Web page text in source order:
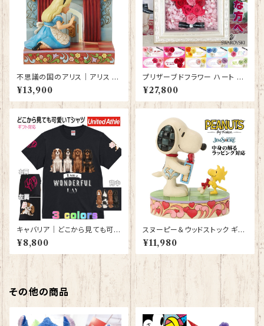
不思議の国のアリス｜アリス イ
ン ワンダーランド LED ドアフィ
ギュア プレゼント ギフト グッズ
誕生日 人形 置物 ジムショア グ
い 入籍祝い 還暦祝い お祝い 結
婚記念日 JIM SHORE ディズ
ニーランド ディズニーシー ディ
ズニーワールド
¥13,900
プリザーブドフラワー ハート ガ
ラス フレーム ゴールド 金 フラ
ワーボックス ボックスギフト プ
レゼント 花束 フラワーアレンジ
高級 お祝い 誕生日プレゼント
結婚記念日 プロポーズ 薔薇 ハ
ート型 【型番 deco-13】
¥27,800
キャバリア｜どこから見ても可愛
いＴシャツ 背中・両袖にプリント
有 【型番 T-10014】
¥8,800
スヌーピー＆ウッドストック ギフ
ト Snoopy JIM SHORE フィ
ギュア プレゼント ギフト グッズ
お祝い 人形 置物 ジムショア 結
婚祝い 誕生日 還暦祝い お祝い
ウッドストック
¥11,980
その他の商品